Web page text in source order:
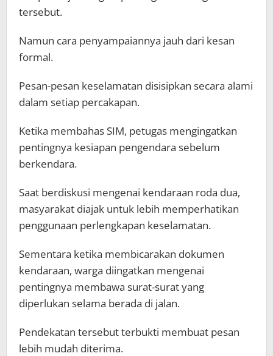
tersebut.
Namun cara penyampaiannya jauh dari kesan
formal.
Pesan-pesan keselamatan disisipkan secara alami
dalam setiap percakapan.
Ketika membahas SIM, petugas mengingatkan
pentingnya kesiapan pengendara sebelum
berkendara.
Saat berdiskusi mengenai kendaraan roda dua,
masyarakat diajak untuk lebih memperhatikan
penggunaan perlengkapan keselamatan.
Sementara ketika membicarakan dokumen
kendaraan, warga diingatkan mengenai
pentingnya membawa surat-surat yang
diperlukan selama berada di jalan.
Pendekatan tersebut terbukti membuat pesan
lebih mudah diterima.